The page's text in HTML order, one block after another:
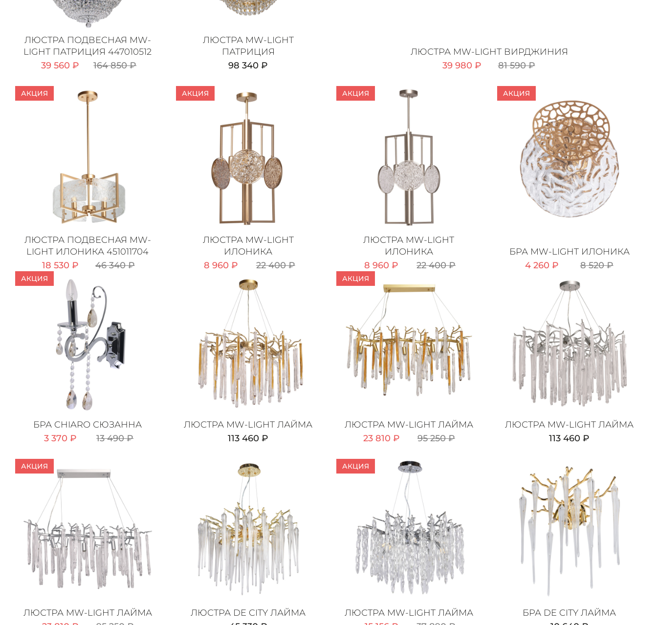
ЛЮСТРА MW-LIGHT ВИРДЖИНИЯ
39 980 ₽
81 590 ₽
ЛЮСТРА ПОДВЕСНАЯ MW-
LIGHT ПАТРИЦИЯ 447010512
39 560 ₽
164 850 ₽
ЛЮСТРА MW-LIGHT
ПАТРИЦИЯ
98 340 ₽
АКЦИЯ
ЛЮСТРА ПОДВЕСНАЯ MW-
LIGHT ИЛОНИКА 451011704
18 530 ₽
46 340 ₽
АКЦИЯ
ЛЮСТРА MW-LIGHT
ИЛОНИКА
8 960 ₽
22 400 ₽
АКЦИЯ
ЛЮСТРА MW-LIGHT
ИЛОНИКА
8 960 ₽
22 400 ₽
АКЦИЯ
БРА MW-LIGHT ИЛОНИКА
4 260 ₽
8 520 ₽
АКЦИЯ
БРА CHIARO СЮЗАННА
3 370 ₽
13 490 ₽
ЛЮСТРА MW-LIGHT ЛАЙМА
113 460 ₽
АКЦИЯ
ЛЮСТРА MW-LIGHT ЛАЙМА
23 810 ₽
95 250 ₽
ЛЮСТРА MW-LIGHT ЛАЙМА
113 460 ₽
АКЦИЯ
ЛЮСТРА MW-LIGHT ЛАЙМА
ЛЮСТРА DE CITY ЛАЙМА
АКЦИЯ
ЛЮСТРА MW-LIGHT ЛАЙМА
БРА DE CITY ЛАЙМА